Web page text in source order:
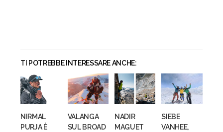
TI POTREBBE INTERESSARE ANCHE:
NIRMAL
PURJA È
VALANGA
SUL BROAD
NADIR
MAGUET
SIEBE
VANHEE,